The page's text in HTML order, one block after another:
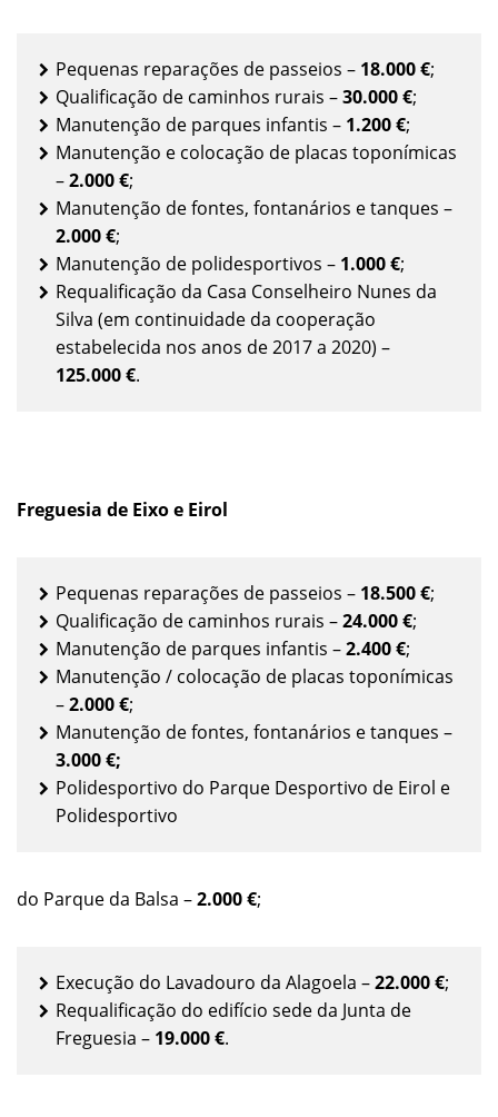
Pequenas reparações de passeios – 18.000 €;
Qualificação de caminhos rurais –30.000 €;
Manutenção de parques infantis – 1.200 €;
Manutenção e colocação de placas toponímicas
–2.000€;
Manutenção de fontes, fontanários e tanques –
2.000 €;
Manutenção de polidesportivos – 1.000 €;
Requalificação da Casa Conselheiro Nunes da
Silva (em continuidade da cooperação
estabelecida nos anos de 2017 a 2020) –
125.000 €.
Freguesia de Eixo e Eirol
Pequenas reparações de passeios – 18.500 €;
Qualificação de caminhos rurais –24.000 €;
Manutenção de parques infantis –2.400 €;
Manutenção / colocação de placas toponímicas
–2.000 €;
Manutenção de fontes, fontanários e tanques –
3.000 €;
Polidesportivo do Parque Desportivo de Eirol e
Polidesportivo
do Parque da Balsa –2.000 €;
Execução do Lavadouro da Alagoela –22.000 €;
Requalificação do edifício sede da Junta de
Freguesia – 19.000 €.